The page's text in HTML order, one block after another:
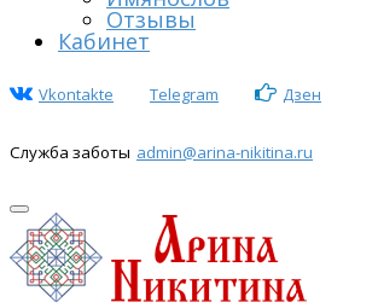
Отзывы
Кабинет
Vkontakte Telegram Дзен
Служба заботы admin@arina-nikitina.ru